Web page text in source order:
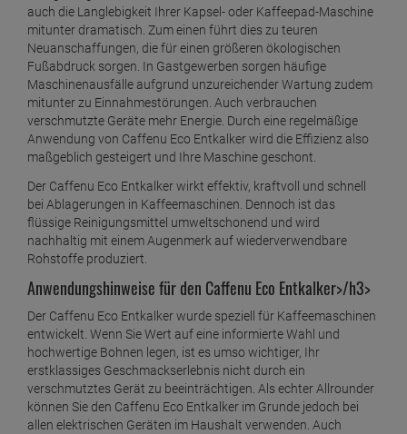
auch die Langlebigkeit Ihrer Kapsel- oder Kaffeepad-Maschine
mitunter dramatisch. Zum einen führt dies zu teuren
Neuanschaffungen, die für einen größeren ökologischen
Fußabdruck sorgen. In Gastgewerben sorgen häufige
Maschinenausfälle aufgrund unzureichender Wartung zudem
mitunter zu Einnahmestörungen. Auch verbrauchen
verschmutzte Geräte mehr Energie. Durch eine regelmäßige
Anwendung von Caffenu Eco Entkalker wird die Effizienz also
maßgeblich gesteigert und Ihre Maschine geschont.
Der Caffenu Eco Entkalker wirkt effektiv, kraftvoll und schnell
bei Ablagerungen in Kaffeemaschinen. Dennoch ist das
flüssige Reinigungsmittel umweltschonend und wird
nachhaltig mit einem Augenmerk auf wiederverwendbare
Rohstoffe produziert.
Anwendungshinweise für den Caffenu Eco Entkalker>/h3>
Der Caffenu Eco Entkalker wurde speziell für Kaffeemaschinen
entwickelt. Wenn Sie Wert auf eine informierte Wahl und
hochwertige Bohnen legen, ist es umso wichtiger, Ihr
erstklassiges Geschmackserlebnis nicht durch ein
verschmutztes Gerät zu beeinträchtigen. Als echter Allrounder
können Sie den Caffenu Eco Entkalker im Grunde jedoch bei
allen elektrischen Geräten im Haushalt verwenden. Auch